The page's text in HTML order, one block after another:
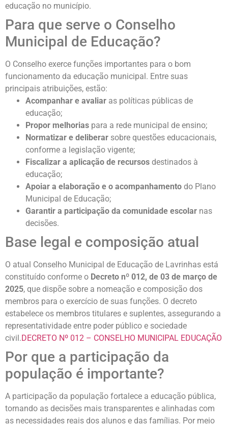
educação no município.
Para que serve o Conselho
Municipal de Educação?
O Conselho exerce funções importantes para o bom
funcionamento da educação municipal. Entre suas
principais atribuições, estão:
Acompanhar e avaliar as políticas públicas de
educação;
Propor melhorias para a rede municipal de ensino;
Normatizar e deliberar sobre questões educacionais,
conforme a legislação vigente;
Fiscalizar a aplicação de recursos destinados à
educação;
Apoiar a elaboração e o acompanhamento do Plano
Municipal de Educação;
Garantir a participação da comunidade escolar nas
decisões.
Base legal e composição atual
O atual Conselho Municipal de Educação de Lavrinhas está
constituído conforme o Decreto nº 012, de 03 de março de
2025, que dispõe sobre a nomeação e composição dos
membros para o exercício de suas funções. O decreto
estabelece os membros titulares e suplentes, assegurando a
representatividade entre poder público e sociedade
civil.DECRETO Nº 012 – CONSELHO MUNICIPAL EDUCAÇÃO
Por que a participação da
população é importante?
A participação da população fortalece a educação pública,
tornando as decisões mais transparentes e alinhadas com
as necessidades reais dos alunos e das famílias. Por meio